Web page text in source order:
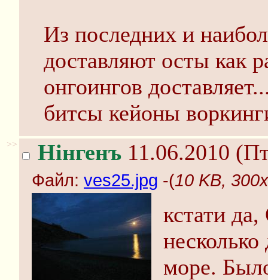
Из последних и
доставляют осты как
онгоингов
битсы кейоны
>> Нінгенъ 11.06.2010
Файл: ves25.jpg -(10 KB,
кстати
море.